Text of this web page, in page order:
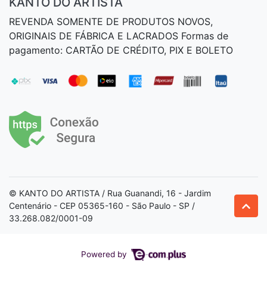
REVENDA SOMENTE DE PRODUTOS NOVOS,
ORIGINAIS DE FÁBRICA E LACRADOS Formas de
pagamento: CARTÃO DE CRÉDITO, PIX E BOLETO
© KANTO DO ARTISTA / Rua Guanandi, 16 - Jardim
Centenário - CEP 05365-160 - São Paulo - SP /
33.268.082/0001-09
Powered by